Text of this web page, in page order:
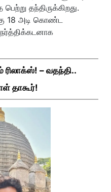
தந்திருக்கிறது.
18 அடி கொண்ட
– வதந்தி..
தாகூர்!